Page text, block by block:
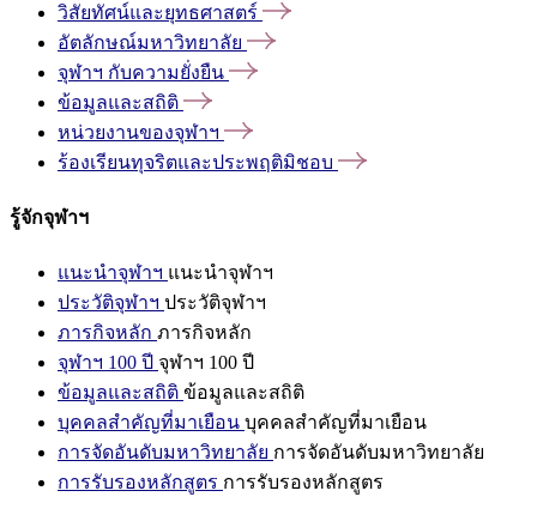
วิสัยทัศน์และยุทธศาสตร์
อัตลักษณ์มหาวิทยาลัย
จุฬาฯ กับความยั่งยืน
ข้อมูลและสถิติ
หน่วยงานของจุฬาฯ
ร้องเรียนทุจริตและประพฤติมิชอบ
รู้จักจุฬาฯ
แนะนำจุฬาฯ แนะนำจุฬาฯ
ประวัติจุฬาฯ ประวัติจุฬาฯ
ภารกิจหลัก ภารกิจหลัก
จุฬาฯ 100 ปี จุฬาฯ 100 ปี
ข้อมูลและสถิติ ข้อมูลและสถิติ
บุคคลสำคัญที่มาเยือน บุคคลสำคัญที่มาเยือน
การจัดอันดับมหาวิทยาลัย การจัดอันดับมหาวิทยาลัย
การรับรองหลักสูตร การรับรองหลักสูตร